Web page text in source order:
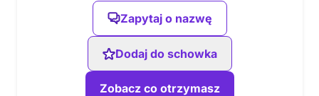
Zapytaj o nazwę
Dodaj do schowka
Zobacz co otrzymasz